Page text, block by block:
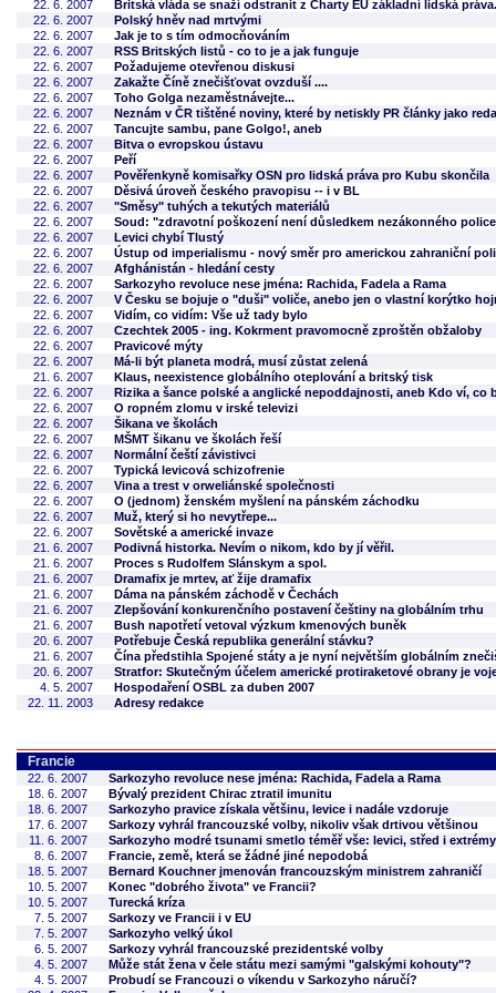
22. 6. 2007
Britská vláda se snaží odstranit z Charty EU základní lidská
22. 6. 2007
Polský hněv nad mrtvými
22. 6. 2007
Jak je to s tím odmocňováním
22. 6. 2007
RSS Britských listů - co to je a jak funguje
22. 6. 2007
Požadujeme otevřenou diskusi
22. 6. 2007
Zakažte Číně znečišťovat ovzduší ....
22. 6. 2007
Toho Golga nezaměstnávejte...
22. 6. 2007
Neznám v ČR tištěné noviny, které by netiskly PR články jako
22. 6. 2007
Tancujte sambu, pane Golgo!, aneb
22. 6. 2007
Bitva o evropskou ústavu
22. 6. 2007
Peří
22. 6. 2007
Pověřenkyně komisařky OSN pro lidská práva pro Kubu skončila
22. 6. 2007
Děsivá úroveň českého pravopisu -- i v BL
22. 6. 2007
"Směsy" tuhých a tekutých materiálů
22. 6. 2007
Soud: "zdravotní poškození není důsledkem nezákonného
22. 6. 2007
Levici chybí Tlustý
22. 6. 2007
Ústup od imperialismu - nový směr pro americkou zahraniční
22. 6. 2007
Afghánistán - hledání cesty
22. 6. 2007
Sarkozyho revoluce nese jména: Rachida, Fadela a Rama
22. 6. 2007
V Česku se bojuje o "duši" voliče, anebo jen o vlastní korýtko
22. 6. 2007
Vidím, co vidím: Vše už tady bylo
22. 6. 2007
Czechtek 2005 - ing. Kokrment pravomocně zproštěn obžaloby
22. 6. 2007
Pravicové mýty
22. 6. 2007
Má-li být planeta modrá, musí zůstat zelená
21. 6. 2007
Klaus, neexistence globálního oteplování a britský tisk
22. 6. 2007
Rizika a šance polské a anglické nepoddajnosti, aneb Kdo ví, co
22. 6. 2007
O ropném zlomu v irské televizi
22. 6. 2007
Šikana ve školách
22. 6. 2007
MŠMT šikanu ve školách řeší
22. 6. 2007
Normální čeští závistivci
22. 6. 2007
Typická levicová schizofrenie
22. 6. 2007
Vina a trest v orweliánské společnosti
22. 6. 2007
O (jednom) ženském myšlení na pánském záchodku
22. 6. 2007
Muž, který si ho nevytřepe...
22. 6. 2007
Sovětské a americké invaze
21. 6. 2007
Podivná historka. Nevím o nikom, kdo by jí věřil.
21. 6. 2007
Proces s Rudolfem Slánskym a spol.
21. 6. 2007
Dramafix je mrtev, ať žije dramafix
21. 6. 2007
Dáma na pánském záchodě v Čechách
21. 6. 2007
Zlepšování konkurenčního postavení češtiny na globálním trhu
21. 6. 2007
Bush napotřetí vetoval výzkum kmenových buněk
20. 6. 2007
Potřebuje Česká republika generální stávku?
21. 6. 2007
Čína předstihla Spojené státy a je nyní největším globálním
20. 6. 2007
Stratfor: Skutečným účelem americké protiraketové obrany je
4. 5. 2007
Hospodaření OSBL za duben 2007
22. 11. 2003
Adresy redakce
Francie
22. 6. 2007
Sarkozyho revoluce nese jména: Rachida, Fadela a Rama
18. 6. 2007
Bývalý prezident Chirac ztratil imunitu
18. 6. 2007
Sarkozyho pravice získala většinu, levice i nadále vzdoruje
17. 6. 2007
Sarkozy vyhrál francouzské volby, nikoliv však drtivou většinou
11. 6. 2007
Sarkozyho modré tsunami smetlo téměř vše: levici, střed i extrémy
8. 6. 2007
Francie, země, která se žádné jiné nepodobá
18. 5. 2007
Bernard Kouchner jmenován francouzským ministrem zahraničí
10. 5. 2007
Konec "dobrého života" ve Francii?
10. 5. 2007
Turecká kríza
7. 5. 2007
Sarkozy ve Francii i v EU
7. 5. 2007
Sarkozyho velký úkol
6. 5. 2007
Sarkozy vyhrál francouzské prezidentské volby
4. 5. 2007
Může stát žena v čele státu mezi samými "galskými kohouty"?
4. 5. 2007
Probudí se Francouzi o víkendu v Sarkozyho náručí?